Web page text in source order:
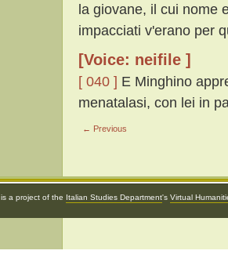
la giovane, il cui nome
impacciati v'erano per
[Voice: neifile ]
[ 040 ] E Minghino
menatalasi, con lei in
← Previous
is a project of the Italian Studies Department's Virtual